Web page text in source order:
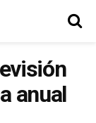
anual